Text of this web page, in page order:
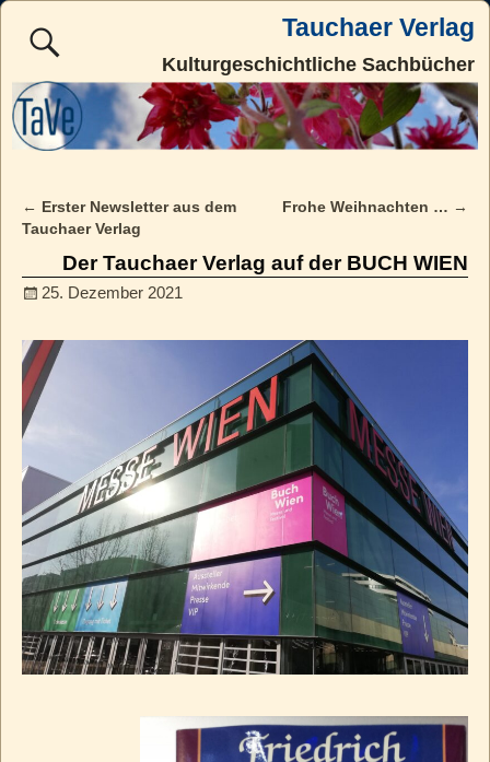
Tauchaer Verlag
Kulturgeschichtliche Sachbücher
Post navigation
← Erster Newsletter aus dem
Tauchaer Verlag
Frohe Weihnachten … →
Der Tauchaer Verlag auf der BUCH WIEN
25. Dezember 2021